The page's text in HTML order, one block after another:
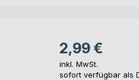
2,99 €
inkl. MwSt.
sofort verfügbar als